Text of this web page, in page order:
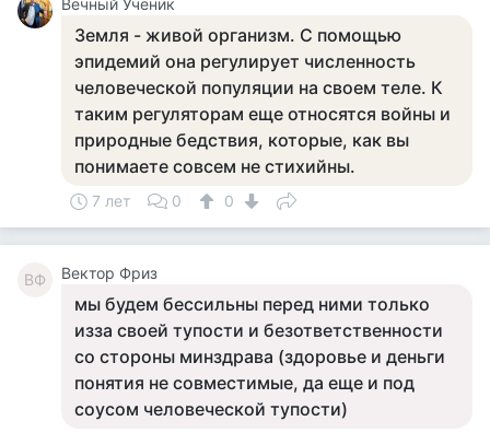
Вечный Ученик
Земля - живой организм. С помощью
эпидемий она регулирует численность
человеческой популяции на своем теле. К
таким регуляторам еще относятся войны и
природные бедствия, которые, как вы
понимаете совсем не стихийны.
7 лет 0 0
ВФ Вектор Фриз
мы будем бессильны перед ними только
изза своей тупости и безответственности
со стороны минздрава (здоровье и деньги
понятия не совместимые, да еще и под
соусом человеческой тупости)